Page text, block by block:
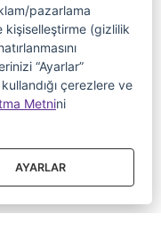
pazarlama
kişiselleştirme (gizlilik
“Ayarlar”
çerezlere ve
Metnini
AYARLAR